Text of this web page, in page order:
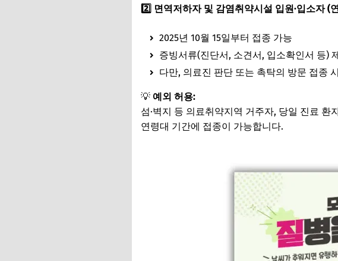
2️⃣ 면역저하자 및 감염취약시설 입원·입소자 (
2025년 10월 15일부터 접종 가능
증빙서류(진단서, 소견서, 입소확인서 등)
다만, 의료진 판단 또는 촉탁의 방문 접종
💡 예외 허용:
섬·벽지 등 의료취약지역 거주자, 당일 진료
연령대 기간에 접종이 가능합니다.